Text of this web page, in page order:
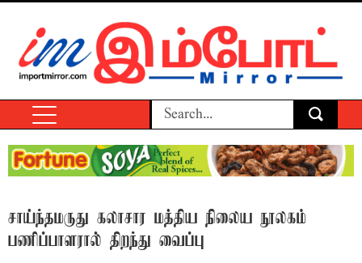
சாய்ந்தமருது கலாசார மத்திய நிலைய நூலகம்
பணிப்பாளரால் திறந்து வைப்பு